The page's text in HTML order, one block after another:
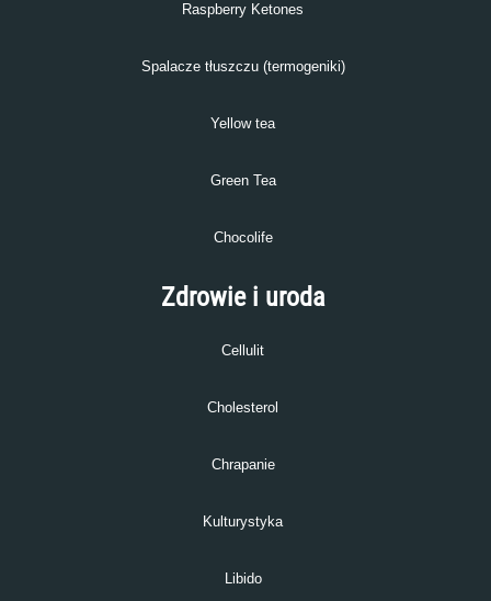
Raspberry Ketones
Spalacze tłuszczu (termogeniki)
Yellow tea
Green Tea
Chocolife
Zdrowie i uroda
Cellulit
Cholesterol
Chrapanie
Kulturystyka
Libido